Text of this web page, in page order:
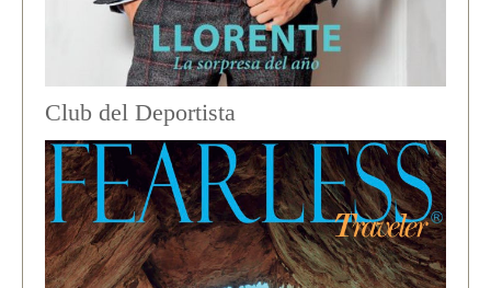
Club del Deportista